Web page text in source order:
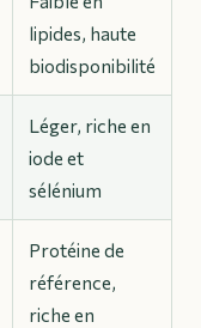
lipides, haute
biodisponibilité
Léger, riche en
iode et
sélénium
Protéine de
référence,
riche en